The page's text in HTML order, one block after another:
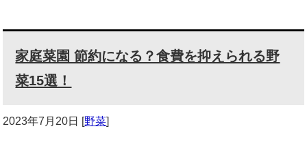
家庭菜園 節約になる？食費を抑えられる野
菜15選！
2023年7月20日 [野菜]